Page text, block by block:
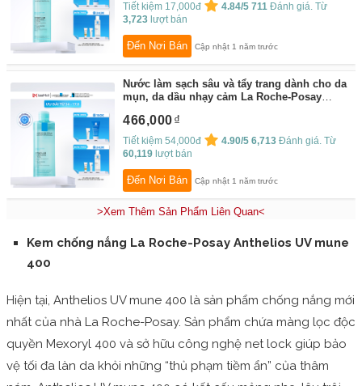
Tiết kiệm 17,000đ 4.84/5 711 Đánh giá. Từ
3,723 lượt bán
Đến Nơi Bán Cập nhật 1 năm trước
Nước làm sạch sâu và tẩy trang dành cho da
mụn, da dầu nhạy cảm La Roche-Posay
Posay
466,000
Tiết kiệm 54,000đ 4.90/5 6,713 Đánh giá. Từ
60,119 lượt bán
Đến Nơi Bán Cập nhật 1 năm trước
>Xem Thêm Sản Phẩm Liên Quan<
Kem chống nắng La Roche-Posay Anthelios UV mune
400
Hiện tại, Anthelios UV mune 400 là sản phẩm chống nắng mới
nhất của nhà La Roche-Posay. Sản phẩm chứa màng lọc độc
quyền Mexoryl 400 và sở hữu công nghệ net lock giúp bảo
vệ tối đa làn da khỏi những “thủ phạm tiềm ẩn” của thâm